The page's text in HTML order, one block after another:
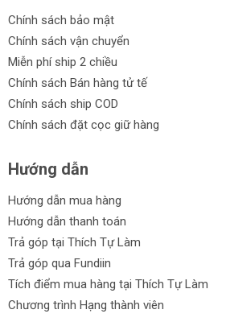
Chính sách bảo mật
Chính sách vận chuyển
Miễn phí ship 2 chiều
Chính sách Bán hàng tử tế
Chính sách ship COD
Chính sách đặt cọc giữ hàng
Hướng dẫn
Hướng dẫn mua hàng
Hướng dẫn thanh toán
Trả góp tại Thích Tự Làm
Trả góp qua Fundiin
Tích điểm mua hàng tại Thích Tự Làm
Chương trình Hạng thành viên